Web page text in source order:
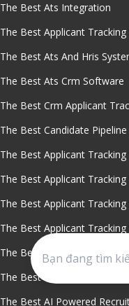
The Best Ats Integration
The Best Applicant
The Best Ats And Hris
The Best Ats Crm Software
The Best Crm Applicant
The Best Candidate
The Best Applicant
The Best Applicant
The Best Applicant
The Best Applicant
The Best Global Hiring
The Best Gdpr Compliance
The Best AI Powered